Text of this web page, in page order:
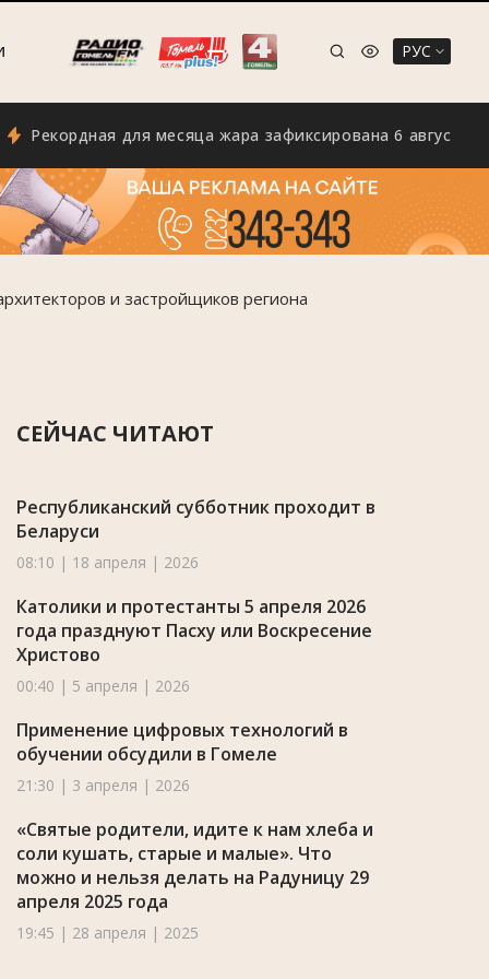
РУС
для месяца жара зафиксирована 6 августа в
и застройщиков региона
СЕЙЧАС ЧИТАЮТ
Республиканский субботник проходит в
Беларуси
08:10 | 18 апреля | 2026
Католики и протестанты 5 апреля 2026
года празднуют Пасху или Воскресение
Христово
00:40 | 5 апреля | 2026
Применение цифровых технологий в
обучении обсудили в Гомеле
21:30 | 3 апреля | 2026
«Святые родители, идите к нам хлеба и
соли кушать, старые и малые». Что
можно и нельзя делать на Радуницу 29
апреля 2025 года
19:45 | 28 апреля | 2025